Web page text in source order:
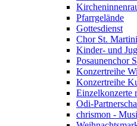
Pfarrgelände
Gottesdienst
Chor St. Martini
Kinder- und
Posaunenchor
Konzertreihe
Konzertreihe
Einzelkonzerte
Odi-
chrismon -